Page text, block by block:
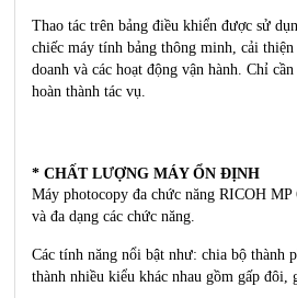
Thao tác trên bảng điều khiển được sử
chiếc máy tính bảng thông minh, cải
doanh và các hoạt động vận hành. Chỉ
hoàn thành tác vụ.
* CHẤT LƯỢNG MÁY ỔN ĐỊNH
Máy photocopy đa chức năng RICOH MP
và đa dạng các chức năng.
Các tính năng nổi bật như: chia bộ thành
thành nhiều kiểu khác nhau gồm gấp đôi,